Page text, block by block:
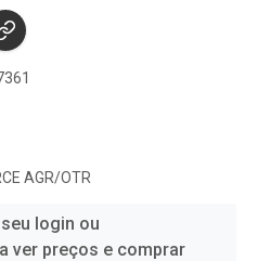
AGR/OTR
login ou
ver preços e comprar